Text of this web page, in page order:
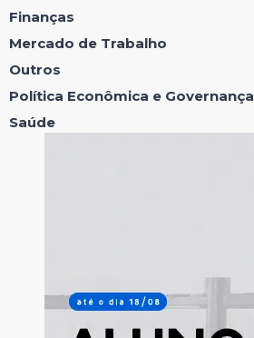
Finanças
Mercado de Trabalho
Outros
Política Econômica e Governança
Saúde